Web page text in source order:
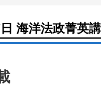
海洋法政菁英